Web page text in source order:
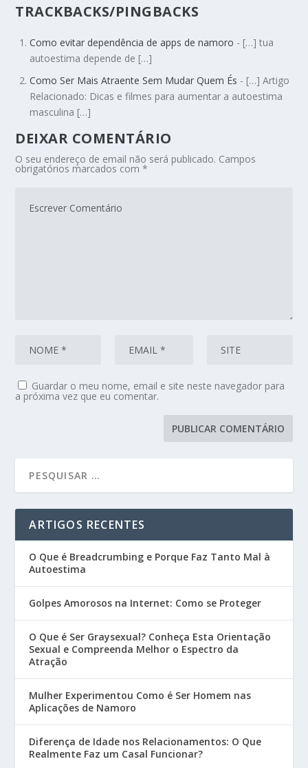
TRACKBACKS/PINGBACKS
Como evitar dependência de apps de namoro - […] tua
autoestima depende de […]
Como Ser Mais Atraente Sem Mudar Quem És - […] Artigo
Relacionado: Dicas e filmes para aumentar a autoestima
masculina […]
DEIXAR COMENTÁRIO
O seu endereço de email não será publicado. Campos
obrigatórios marcados com*
Guardar o meu nome, email e site neste navegador para
a próxima vez que eu comentar.
ARTIGOS RECENTES
O Que é Breadcrumbing e Porque Faz Tanto Mal à
Autoestima
Golpes Amorosos na Internet: Como se Proteger
O Que é Ser Graysexual? Conheça Esta Orientação
Sexual e Compreenda Melhor o Espectro da
Atração
Mulher Experimentou Como é Ser Homem nas
Aplicações de Namoro
Diferença de Idade nos Relacionamentos: O Que
Realmente Faz um Casal Funcionar?